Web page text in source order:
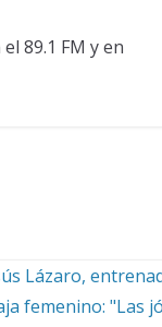
89.1 FM y en